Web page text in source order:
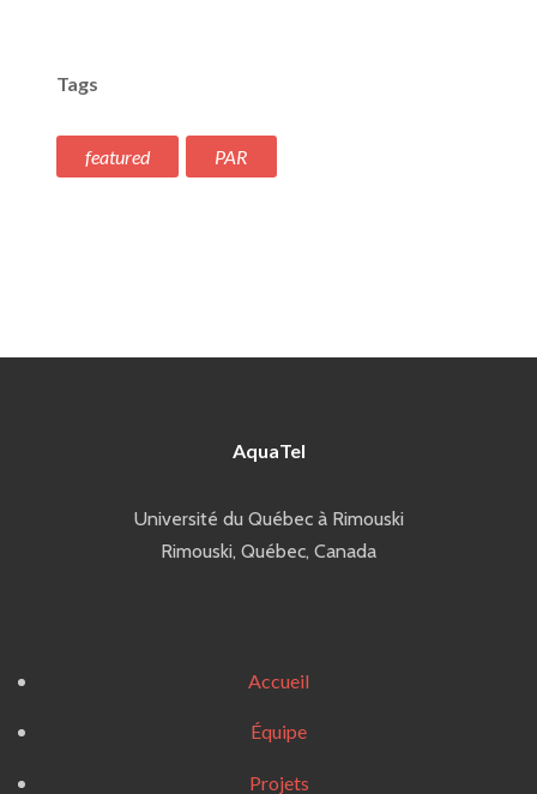
Tags
featured PAR
AquaTel
Université du Québec à Rimouski
Rimouski, Québec, Canada
Accueil
Équipe
Projets